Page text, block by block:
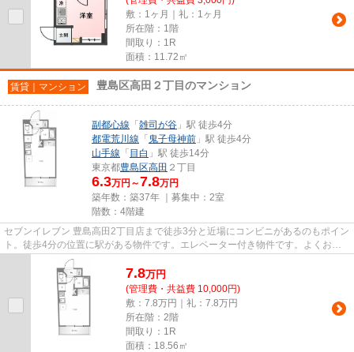
敷：1ヶ月｜礼：1ヶ月
所在階：1階
間取り：1R
面積：11.72㎡
賃貸｜マンション 豊島区高田２丁目のマンション
副都心線 「 雑司が谷 」駅 徒歩4分
都電荒川線 「 鬼子母神前 」駅 徒歩4分
山手線 「 目白 」駅 徒歩14分
東京都豊島区高田 ２丁目
6.3万円～7.8万円
築年数：築37年 ｜募集中： 2室
階数：4階建
セブンイレブン 豊島高田2丁目店まで徒歩3分と近場にコンビニがあるのもポイン
ト。徒歩4分の位置に駅がある物件です。エレベーター付き物件です。よくお出
かけをする方にも便利な、2駅...
7.8万円
(管理費・共益費 10,000円)
敷：7.8万円｜礼：7.8万円
所在階：2階
間取り：1R
面積：18.56㎡